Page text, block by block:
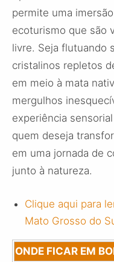
permite uma
ecoturismo que são
livre. Seja flutuando
cristalinos repletos
em meio à mata
mergulhos
experiência
quem deseja
em uma jornada de
junto à natureza.
Clique aqui para
Mato Grosso do
ONDE FICAR EM